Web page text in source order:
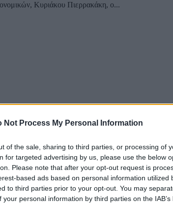
Not Process My Personal Information
of the sale, sharing to third parties, or processing of
for targeted advertising by us, please use the below
Please note that after your opt-out request is
based ads based on personal information utilized
to third parties prior to your opt-out. You may
personal information by third parties on the
Κυριάκου Πιερρακάκη, ο...